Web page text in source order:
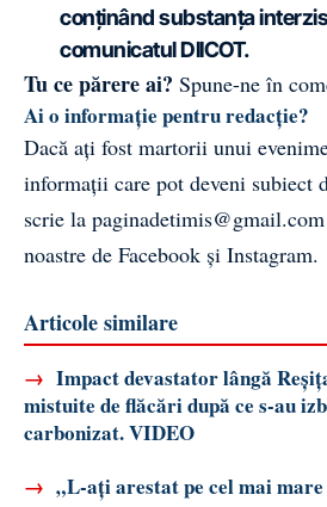
conținând substanța
comunicatul DIICOT.
Tu ce părere ai? Spune-ne în
Ai o informație pentru redacție?
Dacă ați fost martorii unui
informații care pot deveni subiect
scrie la paginadetimis@gmail.com
noastre de Facebook și Instagram.
Articole similare
→ Impact devastator lângă
mistuite de flăcări după ce s-au
carbonizat. VIDEO
→ „L-ați arestat pe cel mai